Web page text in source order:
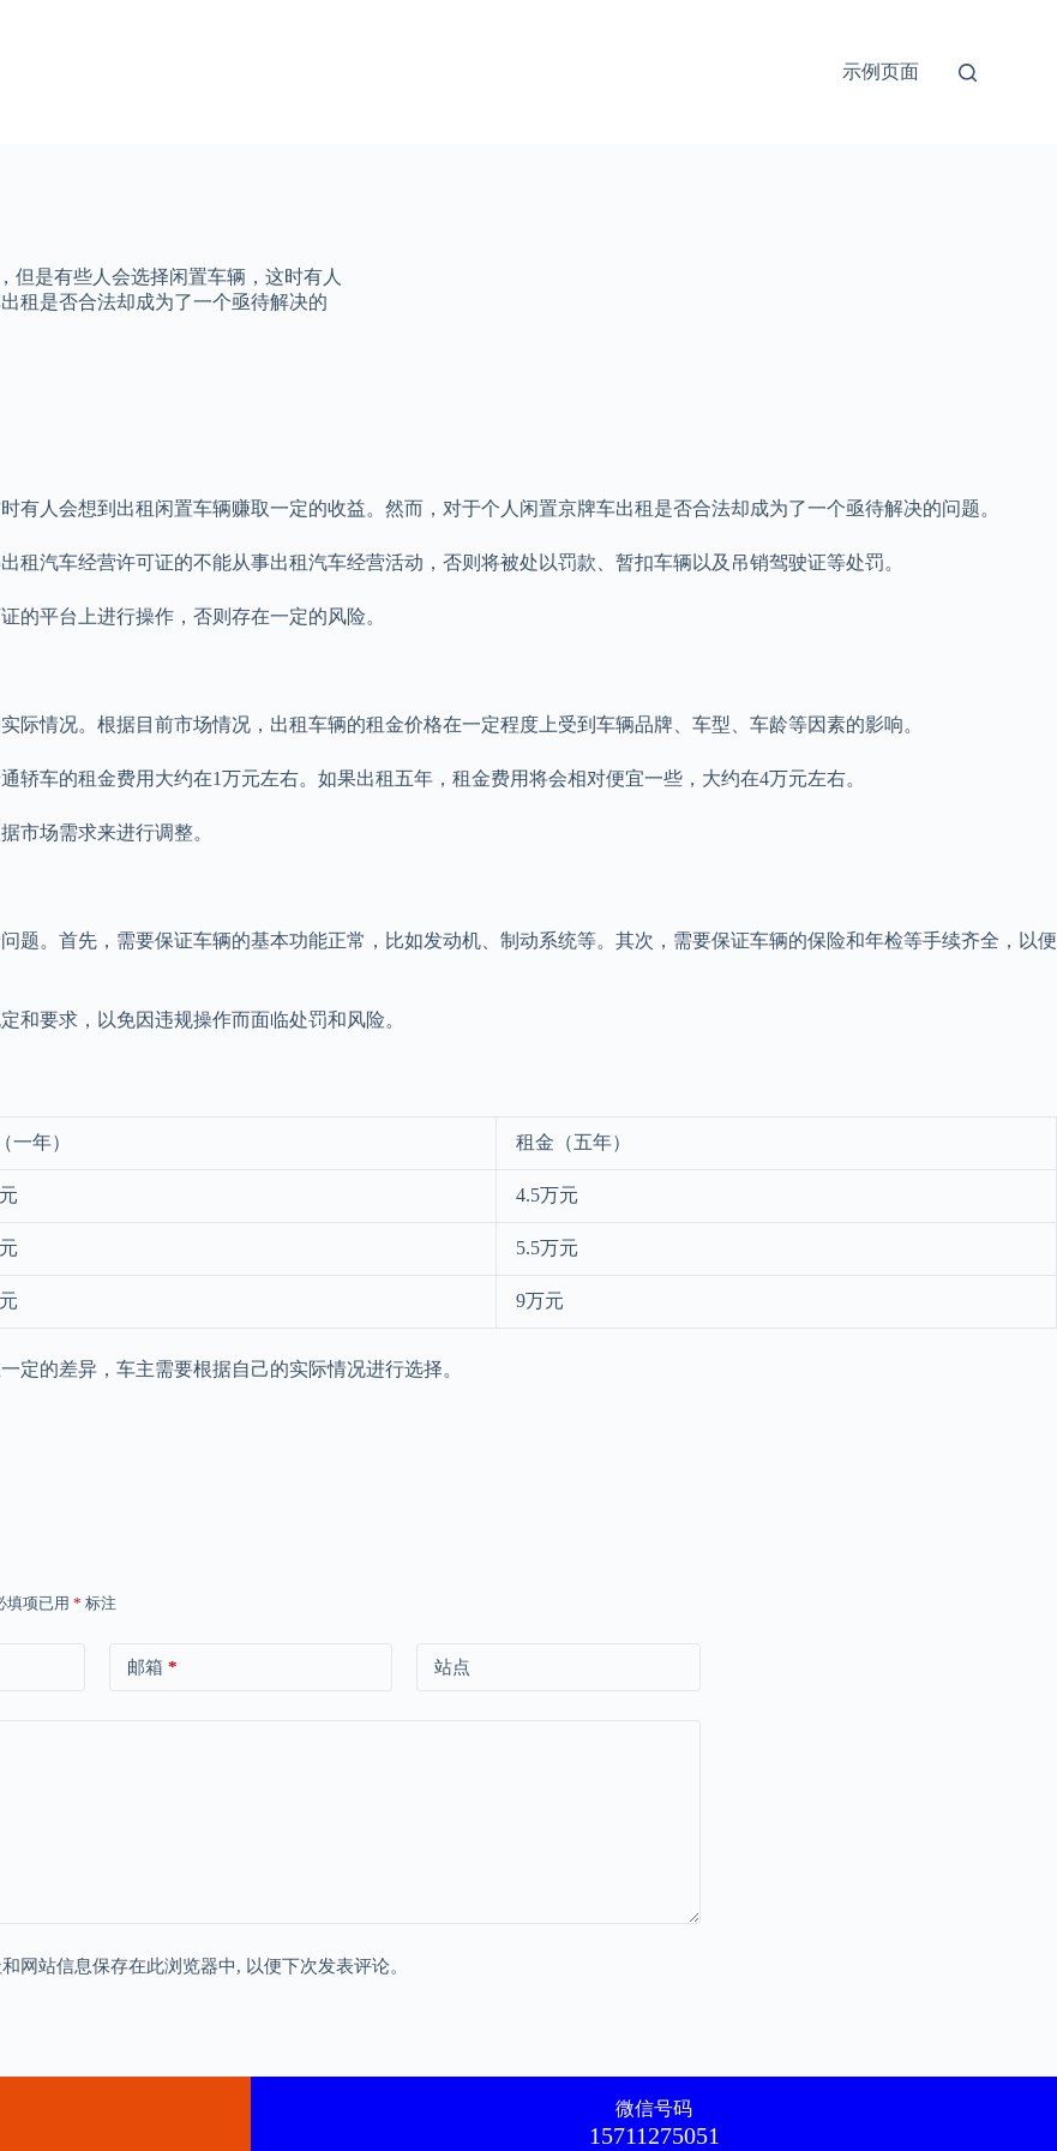
示例页面
但是有些人会选择闲置车辆，这时有人
租是否合法却成为了一个亟待解决的
人会想到出租闲置车辆赚取一定的收益。然而，对于个人闲置京牌车出租是否合法却成为了一个亟待解决的问题。
汽车经营许可证的不能从事出租汽车经营活动，否则将被处以罚款、暂扣车辆以及吊销驾驶证等处罚。
的平台上进行操作，否则存在一定的风险。
情况。根据目前市场情况，出租车辆的租金价格在一定程度上受到车辆品牌、车型、车龄等因素的影响。
轿车的租金费用大约在1万元左右。如果出租五年，租金费用将会相对便宜一些，大约在4万元左右。
市场需求来进行调整。
题。首先，需要保证车辆的基本功能正常，比如发动机、制动系统等。其次，需要保证车辆的保险和年检等手续齐全，以便
和要求，以免因违规操作而面临处罚和风险。
一年） 租金（五年）
4.5万元
5.5万元
9万元
定的差异，车主需要根据自己的实际情况进行选择。
填项已用 * 标注
邮箱 * 站点
网站信息保存在此浏览器中, 以便下次发表评论。
微信号码
15711275051